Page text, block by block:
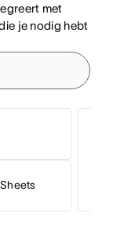
met
je nodig hebt